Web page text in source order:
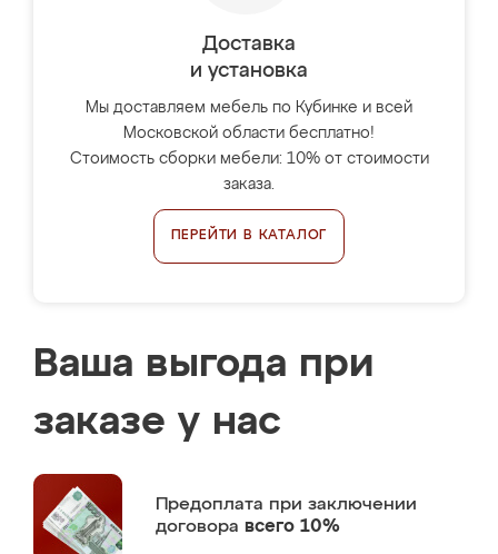
Доставка
и установка
Мы доставляем мебель по Кубинке и всей
Московской области бесплатно!
Стоимость сборки мебели: 10% от стоимости
заказа.
ПЕРЕЙТИ В КАТАЛОГ
Ваша выгода при
заказе у нас
Предоплата при заключении
договора всего 10%